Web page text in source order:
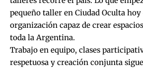
pequeño taller en Ciudad Oculta hoy
organización capaz de crear
toda la Argentina.
Trabajo en equipo, clases
respetuosa y creación conjunta